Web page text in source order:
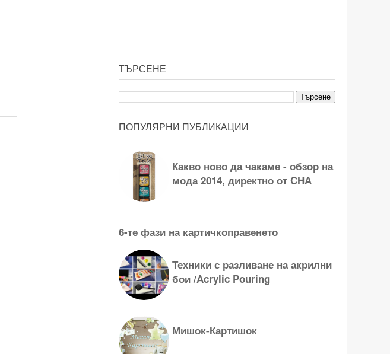
ТЪРСЕНЕ
ПОПУЛЯРНИ ПУБЛИКАЦИИ
Какво ново да чакаме - обзор на
мода 2014, директно от CHA
6-те фази на картичкоправенето
Техники с разливане на акрилни
бои /Acrylic Pouring
Мишок-Картишок